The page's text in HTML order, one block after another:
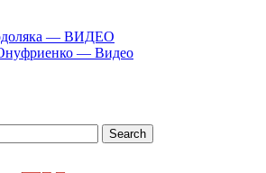
— ВИДЕО
— Видео
Search